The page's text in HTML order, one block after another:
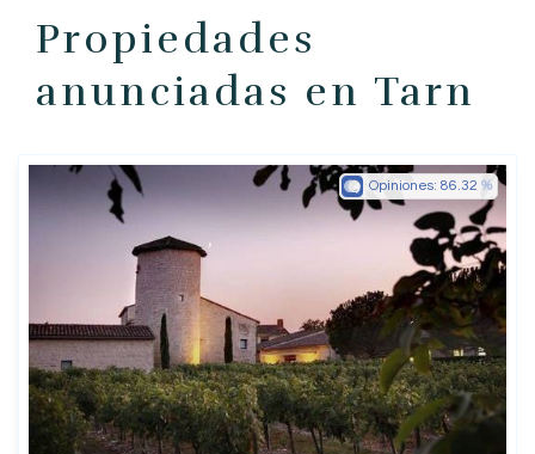
Propiedades
anunciadas en Tarn
Opiniones: 86.32